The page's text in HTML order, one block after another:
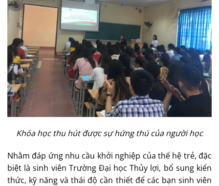
Khóa học thu hút được sự hứng thú của người học
Nhằm đáp ứng nhu cầu khởi nghiệp của thế hệ trẻ, đặc
biệt là sinh viên Trường Đại học Thủy lợi, bổ sung kiến
thức, kỹ năng và thái độ cần thiết để các bạn sinh viên